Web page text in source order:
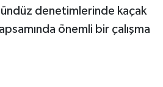
denetimlerinde kaçak
önemli bir çalışma